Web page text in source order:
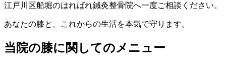
江戸川区船堀のはればれ鍼灸整骨院へ一度ご相談ください。
あなたの膝と、これからの生活を本気で守ります。
当院の膝に関してのメニュー